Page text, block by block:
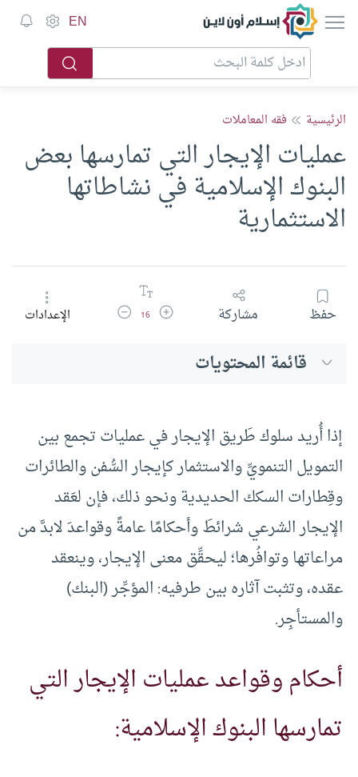
إسلام أون لاين EN
الرئيسية فقه المعاملات
عمليات الإيجار التي تمارسها بعض
البنوك الإسلامية في نشاطاتها
الاستثمارية
حفظ مشاركة زيادة حجم الخط
16 تقليل حجم الخطالإعدادات
قائمة المحتويات
إذا أُريد سلوك طَريق الإيجار في عمليات تجمع بين
التمويل التنمويِّ والاستثمار كإيجار السُّفن والطائرات
وقِطارات السكك الحديدية ونحو ذلك، فإن لعَقد
الإيجار الشرعي شرائطَ وأحكامًا عامةً وقواعدَ لابدَّ من
مراعاتها وتوافُرها؛ ليحقِّق معنى الإيجار، وينعقد
عقده، وتثبت آثاره بين طرفيه: المؤجِّر (البنك)
والمستأجِر.
أحكام وقواعد عمليات الإيجار التي
تمارسها البنوك الإسلامية: